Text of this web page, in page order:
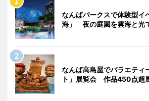
なんばパークスで体験型イ
海」 夜の庭園を雲海と光
なんば高島屋でバラエティ
ト」展覧会 作品450点超